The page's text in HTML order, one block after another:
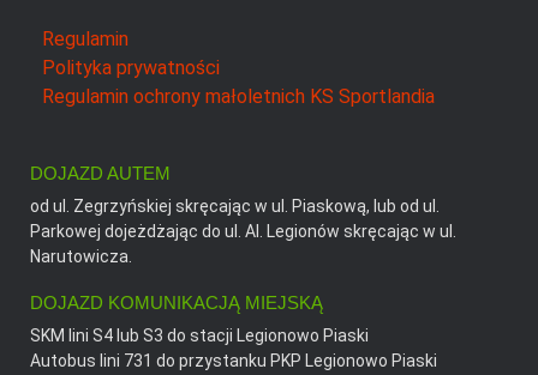
Regulamin
Polityka prywatności
Regulamin ochrony małoletnich KS Sportlandia
DOJAZD AUTEM
od ul. Zegrzyńskiej skręcając w ul. Piaskową, lub od ul.
Parkowej dojeżdżając do ul. Al. Legionów skręcając w ul.
Narutowicza.
DOJAZD KOMUNIKACJĄ MIEJSKĄ
SKM lini S4 lub S3 do stacji Legionowo Piaski
Autobus lini 731 do przystanku PKP Legionowo Piaski